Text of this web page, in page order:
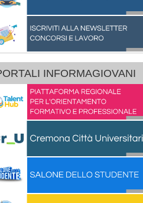
INFORMAGIOVANI